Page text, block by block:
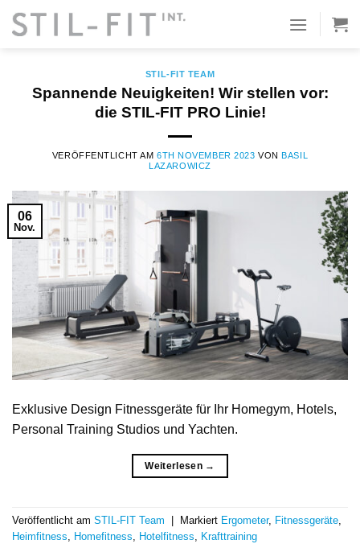
Inhalt
SCHLAGWORT-ARCHIVE: HOMEFITNESS
STIL-FIT TEAM
Spannende Neuigkeiten! Wir stellen vor:
die STIL-FIT PRO Linie!
VERÖFFENTLICHT AM 6TH NOVEMBER 2023 VONBASIL
LAZAROWICZ
06
Nov.
Exklusive Design Fitnessgeräte für Ihr Homegym, Hotels,
Personal Training Studios und Yachten.
Weiterlesen →
Veröffentlicht am STIL-FIT Team Markiert Ergometer, Fitnessgeräte,
Heimfitness, Homefitness, Hotelfitness, Krafttraining